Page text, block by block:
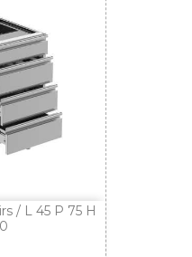
/ L 45 P 75 H